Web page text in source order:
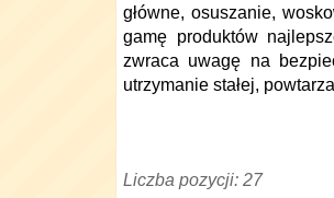
główne, osuszanie,
gamę produktów
zwraca uwagę na
utrzymanie stałej,
Liczba pozycji: 27